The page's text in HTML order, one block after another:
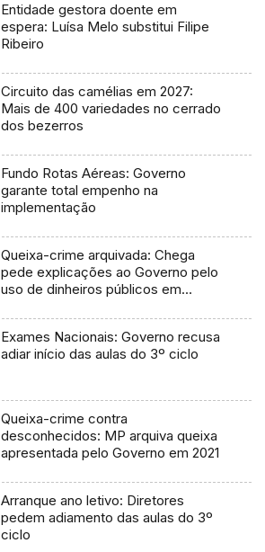
Entidade gestora doente em
espera: Luísa Melo substitui Filipe
Ribeiro
Circuito das camélias em 2027:
Mais de 400 variedades no cerrado
dos bezerros
Fundo Rotas Aéreas: Governo
garante total empenho na
implementação
Queixa-crime arquivada: Chega
pede explicações ao Governo pelo
uso de dinheiros públicos em
Exames Nacionais: Governo recusa
adiar início das aulas do 3º ciclo
Queixa-crime contra
desconhecidos: MP arquiva queixa
apresentada pelo Governo em 2021
Arranque ano letivo: Diretores
pedem adiamento das aulas do 3º
ciclo